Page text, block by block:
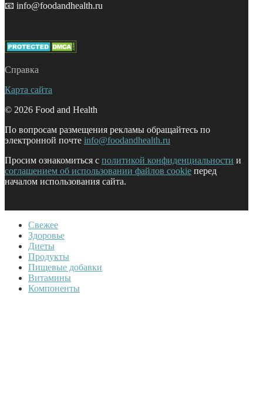
📧 info@foodandhealth.ru
Справка
Карта сайта
© 2026 Food and Health
По вопросам размещения рекламы обращайтесь по
электронной почте info@foodandhealth.ru
Просим ознакомиться с политикой конфиденциальности и
соглашением об использовании файлов cookie перед
началом использования сайта.
Свежее
Здоровье
Диеты
Продукты
Пищевые добавки
Витамины
Компоненты